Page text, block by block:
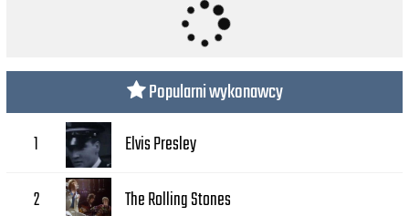
Popularni wykonawcy
1 Elvis Presley
2 The Rolling Stones